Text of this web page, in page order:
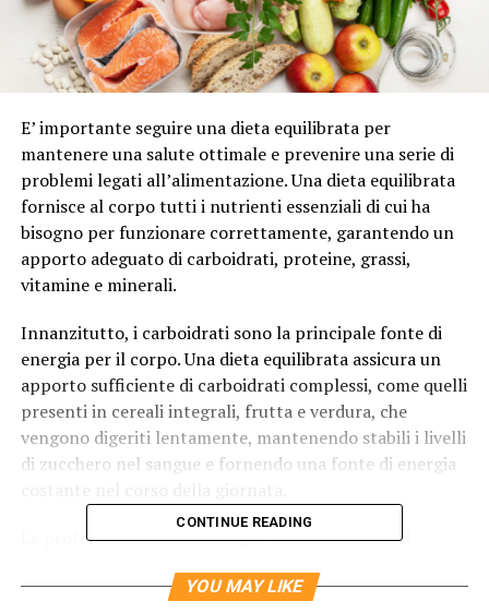
E’ importante seguire una dieta equilibrata per
mantenere una salute ottimale e prevenire una serie di
problemi legati all’alimentazione. Una dieta equilibrata
fornisce al corpo tutti i nutrienti essenziali di cui ha
bisogno per funzionare correttamente, garantendo un
apporto adeguato di carboidrati, proteine, grassi,
vitamine e minerali.
Innanzitutto, i carboidrati sono la principale fonte di
energia per il corpo. Una dieta equilibrata assicura un
apporto sufficiente di carboidrati complessi, come quelli
presenti in cereali integrali, frutta e verdura, che
vengono digeriti lentamente, mantenendo stabili i livelli
di zucchero nel sangue e fornendo una fonte di energia
Le proteine sono essenziali per la costruzione e il
proteine magre da fonti come carne magra, pesce, uova,
CONTINUE READING
YOU MAY LIKE